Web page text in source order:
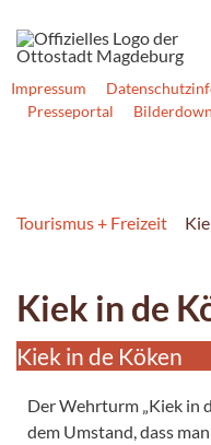
Impressum
Presseportal
Tourismus + Freizeit
Kiek in de
Kiek in de Köken
Der Wehrturm „Kiek in
dem Umstand, dass